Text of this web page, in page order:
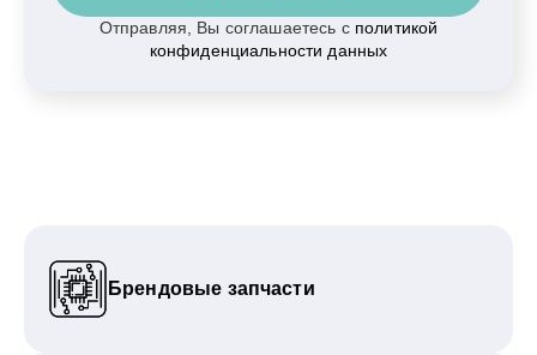
Отправляя, Вы соглашаетесь с политикой
конфиденциальности данных
Брендовые запчасти